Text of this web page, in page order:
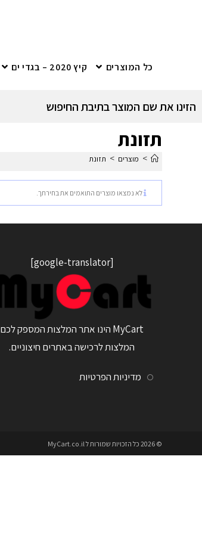
כל המוצרים קיץ 2020 – בגדי ים
הזינו את שם המוצר בתיבת החיפוש
תזונת
> מוצרים > תזונת
לא נמצאו מוצרים התואמים את בחירתך.
[google-translator]
MyCart הינו אתר המלצות המספק לכם
המלצות לרכישה באתרים חיצוניים.
מדיניות הפרטיות
© 2026 כל הזכויות שמורות ל MyCart.co.il